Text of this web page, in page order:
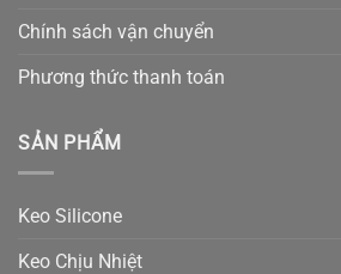
Chính sách vận chuyển
Phương thức thanh toán
SẢN PHẨM
Keo Silicone
Keo Chịu Nhiệt